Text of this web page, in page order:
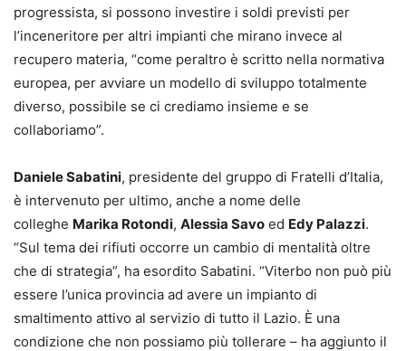
progressista, si possono investire i soldi previsti per
l’inceneritore per altri impianti che mirano invece al
recupero materia, “come peraltro è scritto nella normativa
europea, per avviare un modello di sviluppo totalmente
diverso, possibile se ci crediamo insieme e se
collaboriamo”.
Daniele Sabatini, presidente del gruppo di Fratelli d’Italia,
è intervenuto per ultimo, anche a nome delle
colleghe Marika Rotondi, Alessia Savo ed Edy Palazzi.
“Sul tema dei rifiuti occorre un cambio di mentalità oltre
che di strategia”, ha esordito Sabatini. “Viterbo non può più
essere l’unica provincia ad avere un impianto di
smaltimento attivo al servizio di tutto il Lazio. È una
condizione che non possiamo più tollerare – ha aggiunto il